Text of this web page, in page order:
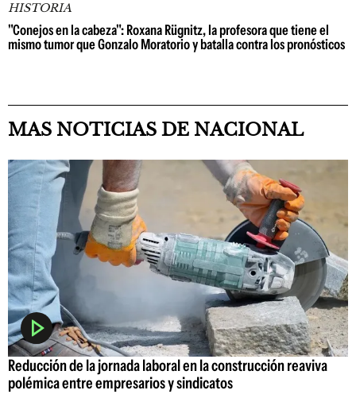
HISTORIA
"Conejos en la cabeza": Roxana Rügnitz, la profesora que tiene el
mismo tumor que Gonzalo Moratorio y batalla contra los pronósticos
MAS NOTICIAS DE NACIONAL
Reducción de la jornada laboral en la construcción reaviva
polémica entre empresarios y sindicatos